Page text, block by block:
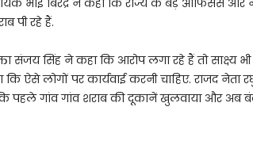
पी रहे हैं.
संजय सिंह ने कहा कि आरोप लगा रहे हैं तो साक्ष्य
ऐसे लोगों पर कार्यवाई करनी चाहिए. राजद नेता
पहले गांव गांव शराब की दूकानें खुलवाया और अब